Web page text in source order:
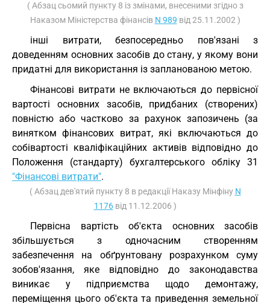
( Абзац сьомий пункту 8 із змінами, внесеними згідно з
Наказом Міністерства фінансів N 989 від 25.11.2002 )
інші витрати, безпосередньо пов'язані з
доведенням основних засобів до стану, у якому вони
придатні для використання із запланованою метою.
Фінансові витрати не включаються до первісної
вартості основних засобів, придбаних (створених)
повністю або частково за рахунок запозичень (за
винятком фінансових витрат, які включаються до
собівартості кваліфікаційних активів відповідно до
Положення (стандарту) бухгалтерського обліку 31
"Фінансові витрати".
( Абзац дев'ятий пункту 8 в редакції Наказу Мінфіну N
1176від 11.12.2006 )
Первісна вартість об'єкта основних засобів
збільшується з одночасним створенням
забезпечення на обґрунтовану розрахунком суму
зобов'язання, яке відповідно до законодавства
виникає у підприємства щодо демонтажу,
переміщення цього об'єкта та приведення земельної